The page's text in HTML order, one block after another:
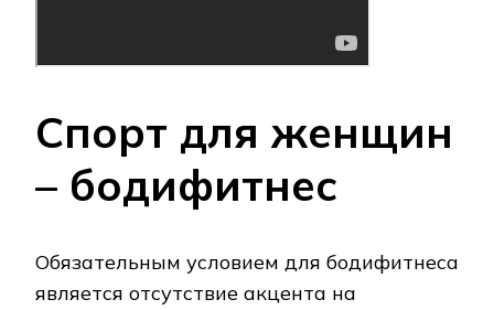
Спорт для женщин
– бодифитнес
Обязательным условием для бодифитнеса
является отсутствие акцента на